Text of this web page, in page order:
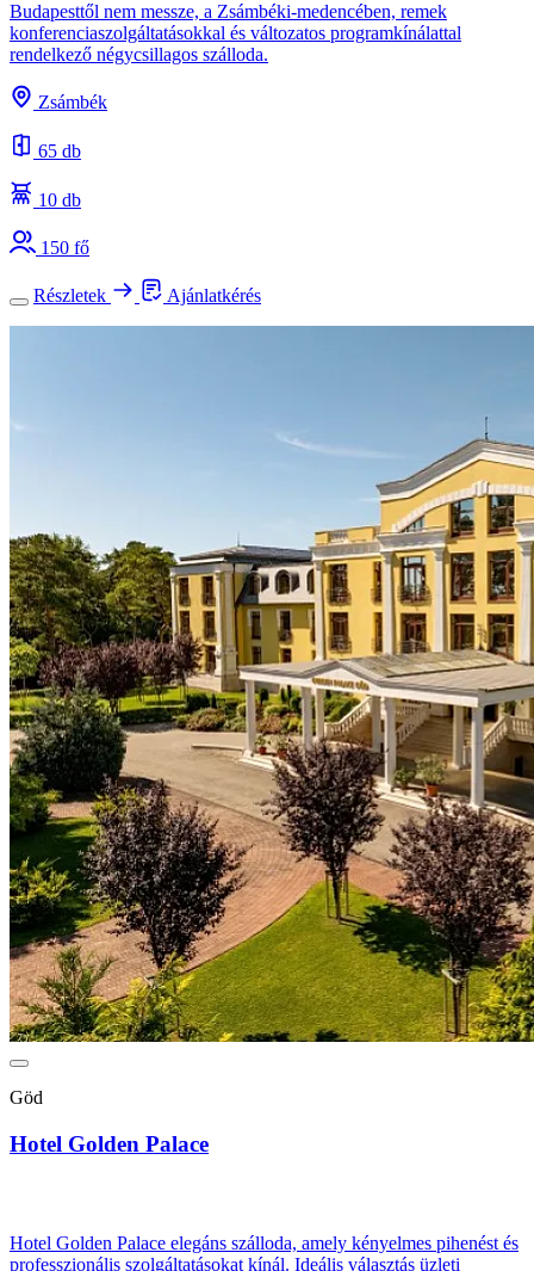
Budapesttől nem messze, a Zsámbéki-medencében, remek
konferenciaszolgáltatásokkal és változatos programkínálattal
rendelkező négycsillagos szálloda.
Zsámbék
65 db
10 db
150 fő
Részletek Ajánlatkérés
Göd
Hotel Golden Palace
Hotel Golden Palace elegáns szálloda, amely kényelmes pihenést és
professzionális szolgáltatásokat kínál. Ideális választás üzleti